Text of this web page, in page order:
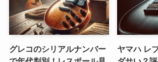
グレコのシリアルナンバー
ヤマハ レ